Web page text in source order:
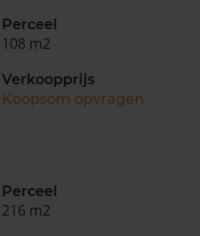
Perceel
108 m2
Verkoopprijs
Koopsom opvragen
Perceel
216 m2